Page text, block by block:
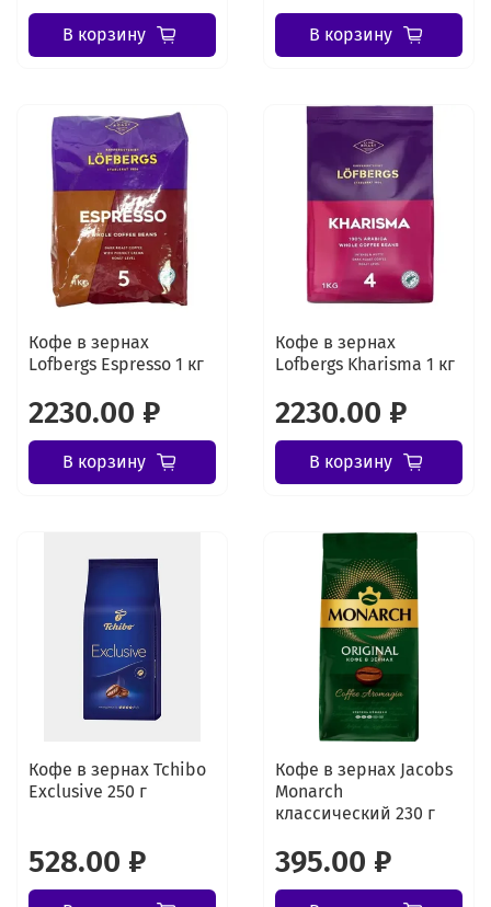
В корзину В корзину
Кофе в зернах
Lofbergs Espresso 1 кг
2230.00 ₽
В корзину
Кофе в зернах
Lofbergs Kharisma 1 кг
2230.00 ₽
В корзину
Кофе в зернах Tchibo
Exclusive 250 г
528.00 ₽
Кофе в зернах Jacobs
Monarch
классический 230 г
395.00 ₽